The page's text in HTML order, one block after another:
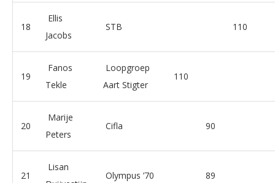
18
Ellis
Jacobs
STB 110
19
Fanos
Tekle
Loopgroep
Aart Stigter
110
20
Marije
Peters
Cifla 90
21
Lisan
Olympus ’70 89